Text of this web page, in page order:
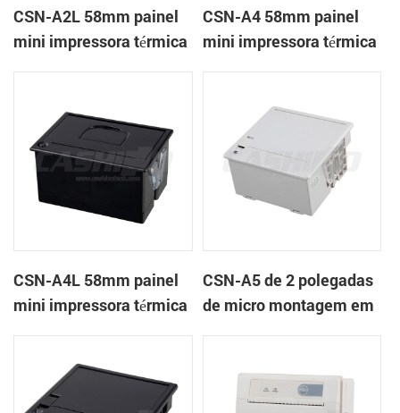
CSN-A2L 58mm painel
mini impressora térmica
CSN-A4 58mm painel
mini impressora térmica
CSN-A4L 58mm painel
mini impressora térmica
CSN-A5 de 2 polegadas
de micro montagem em